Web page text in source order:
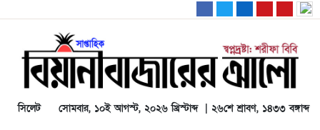
সিলেট সোমবার, ১০ই আগস্ট, ২০২৬ খ্রিস্টাব্দ | ২৬শে শ্রাবণ, ১৪৩৩ বঙ্গাব্দ